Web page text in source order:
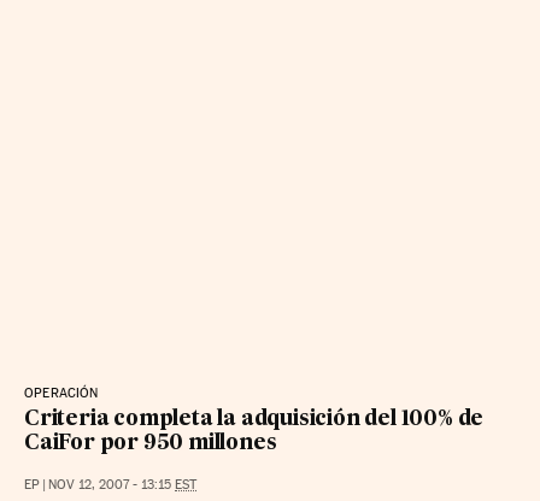
OPERACIÓN
Criteria completa la adquisición del 100% de
CaiFor por 950 millones
EP | NOV 12, 2007 - 13:15 EST